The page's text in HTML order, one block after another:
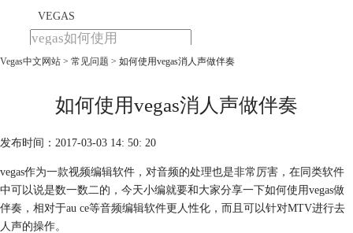
VEGAS
首页
购买
Vegas中文网站 > 常见问题 > 如何使用vegas消人声做伴奏
如何使用vegas消人声做伴奏
发布时间：2017-03-03 14: 50: 20
vegas作为一款视频编辑软件，对音频的处理也是非常厉害，在同类软件
中可以说是数一数二的，今天小编就要和大家分享一下如何使用vegas做
伴奏，相对于au ce等音频编辑软件更人性化，而且可以针对MTV进行去
人声的操作。